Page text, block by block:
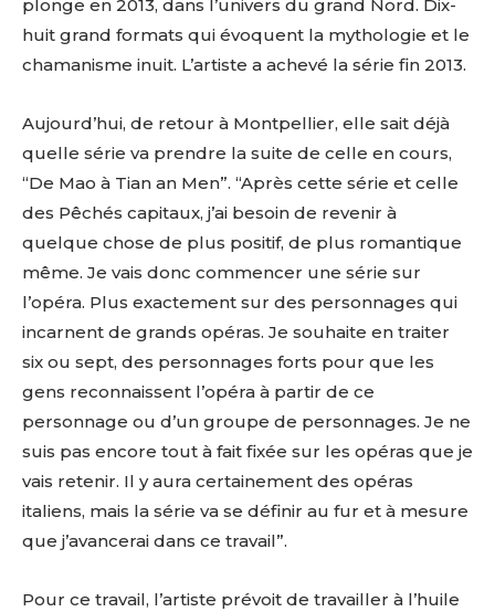
plonge en 2013, dans l’univers du grand Nord. Dix-
huit grand formats qui évoquent la mythologie et le
chamanisme inuit. L’artiste a achevé la série fin 2013.
Aujourd’hui, de retour à Montpellier, elle sait déjà
quelle série va prendre la suite de celle en cours,
“De Mao à Tian an Men”. “Après cette série et celle
des Pêchés capitaux, j’ai besoin de revenir à
quelque chose de plus positif, de plus romantique
même. Je vais donc commencer une série sur
l’opéra. Plus exactement sur des personnages qui
incarnent de grands opéras. Je souhaite en traiter
six ou sept, des personnages forts pour que les
gens reconnaissent l’opéra à partir de ce
personnage ou d’un groupe de personnages. Je ne
suis pas encore tout à fait fixée sur les opéras que je
vais retenir. Il y aura certainement des opéras
italiens, mais la série va se définir au fur et à mesure
que j’avancerai dans ce travail”.
Pour ce travail, l’artiste prévoit de travailler à l’huile